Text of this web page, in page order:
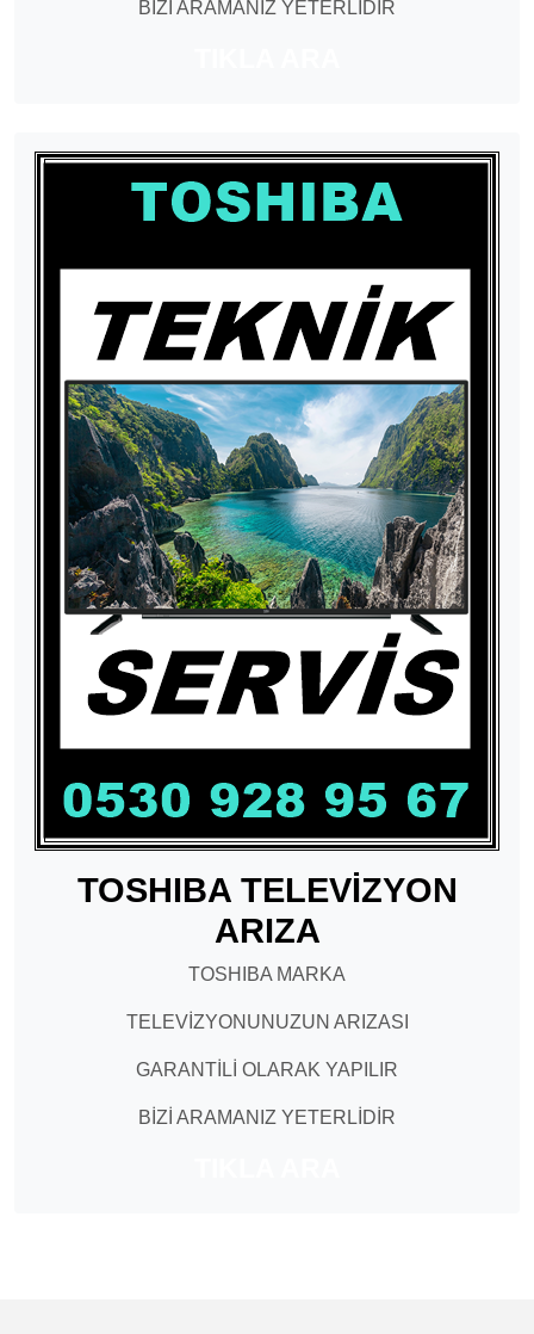
BİZİ ARAMANIZ YETERLİDİR
TOSHIBA TELEVİZYON
ARIZA
TOSHIBA MARKA
TELEVİZYONUNUZUN ARIZASI
GARANTİLİ OLARAK YAPILIR
BİZİ ARAMANIZ YETERLİDİR